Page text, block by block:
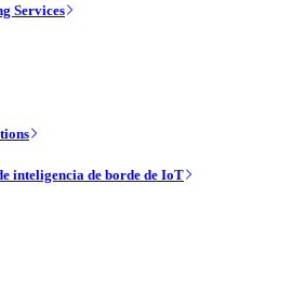
Services
inteligencia de borde de IoT